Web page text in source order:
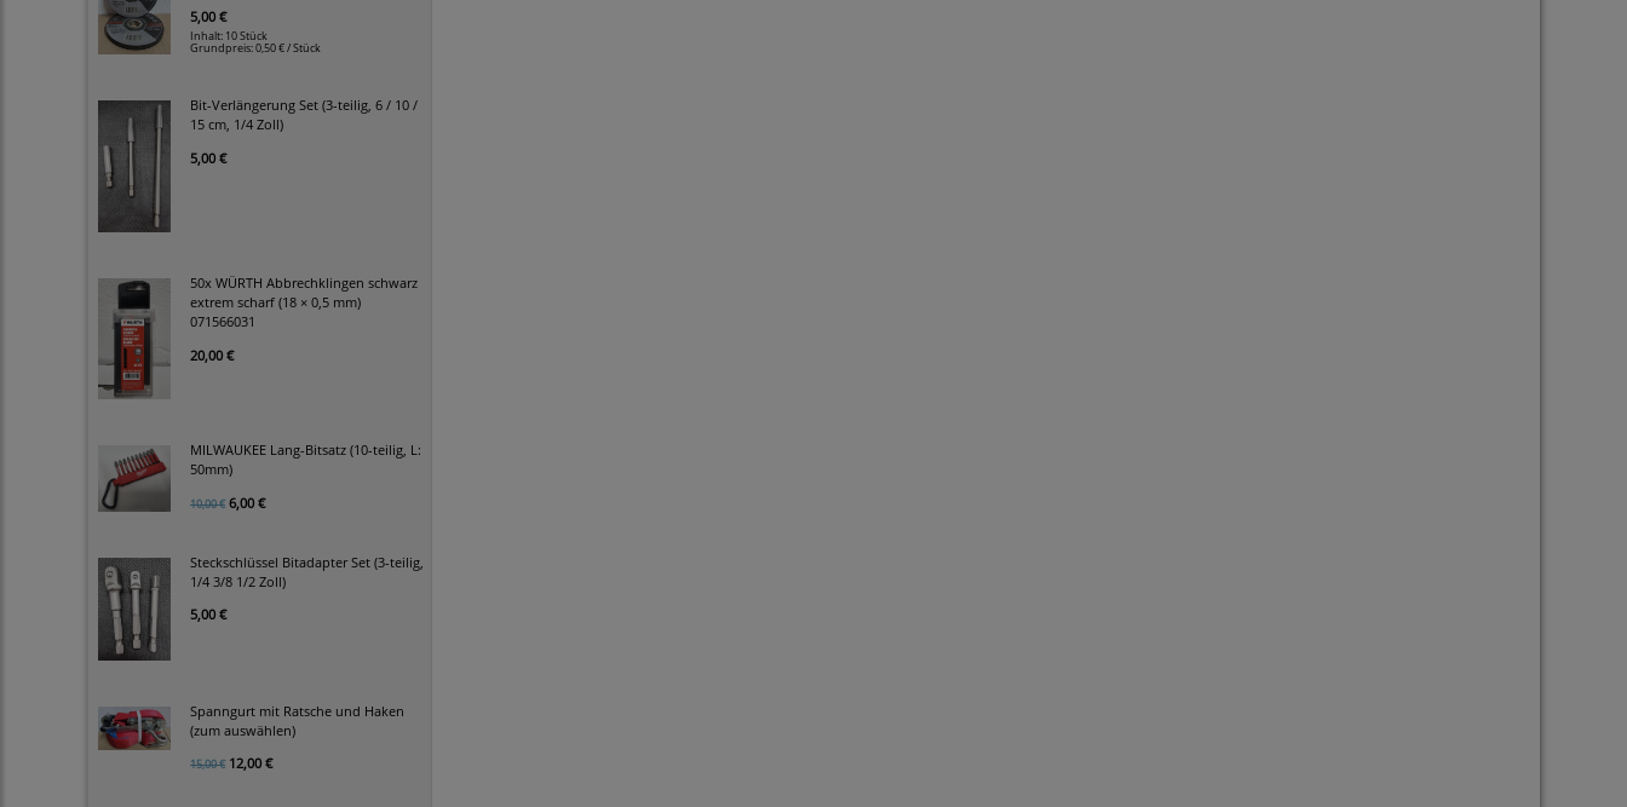
5,00 €
Inhalt: 10 Stück
Grundpreis:0,50 € / Stück
Bit-Verlängerung Set (3-teilig, 6 / 10 /
15 cm, 1/4 Zoll)
5,00 €
50x WÜRTH Abbrechklingen schwarz
extrem scharf (18 × 0,5 mm)
071566031
20,00 €
MILWAUKEE Lang-Bitsatz (10-teilig, L:
50mm)
10,00 € 6,00 €
Steckschlüssel Bitadapter Set (3-teilig,
1/4 3/8 1/2 Zoll)
5,00 €
Spanngurt mit Ratsche und Haken
(zum auswählen)
15,00 € 12,00 €